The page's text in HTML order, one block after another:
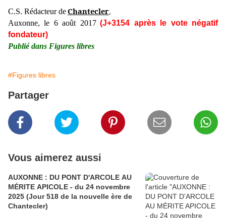
C.S. Rédacteur deChantecler,
Auxonne, le 6 août 2017 (J+3154 après le vote négatif
fondateur)
Publié dans Figures libres
#Figures libres
Partager
Vous aimerez aussi
AUXONNE : DU PONT D'ARCOLE AU
MÉRITE APICOLE - du 24 novembre
2025 (Jour 518 de la nouvelle ère de
Chantecler)